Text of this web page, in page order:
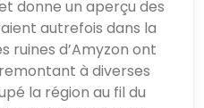
donne un aperçu des
autrefois dans la
ruines d’Amyzon ont
à diverses
la région au fil du